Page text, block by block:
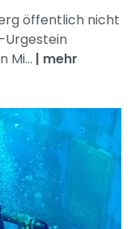
öffentlich nicht
Urgestein
Mi... | mehr